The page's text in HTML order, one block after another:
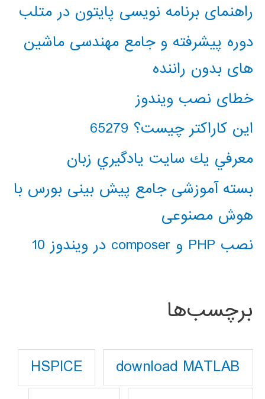
راهنمای برنامه نویسی پایتون در متلب
دوره پیشرفته و جامع مهندسی ماشین
های بدون راننده
خطای نصب ویندوز
این کاراکتر چیست؟ 65279
معرفي يك سايت يادگيري زبان
بسته آموزشی جامع پیش بینی بورس با
هوش مصنوعی
نصب PHP و composer در ویندوز 10
برچسب‌ها
download MATLAB
HSPICE